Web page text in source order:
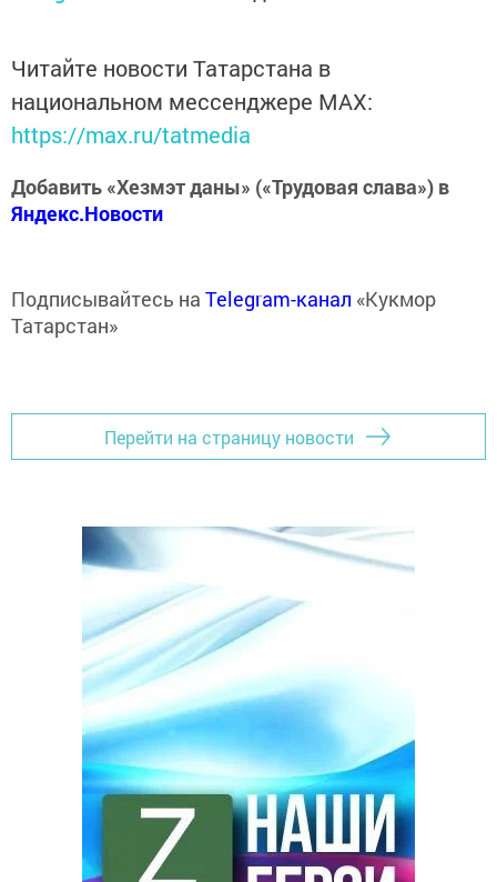
Читайте новости Татарстана в
национальном мессенджере MАХ:
https://max.ru/tatmedia
Добавить «Хезмэт даны» («Трудовая слава») в
Яндекс.Новости
Подписывайтесь на Telegram-канал «Кукмор
Татарстан»
Перейти на страницу новости